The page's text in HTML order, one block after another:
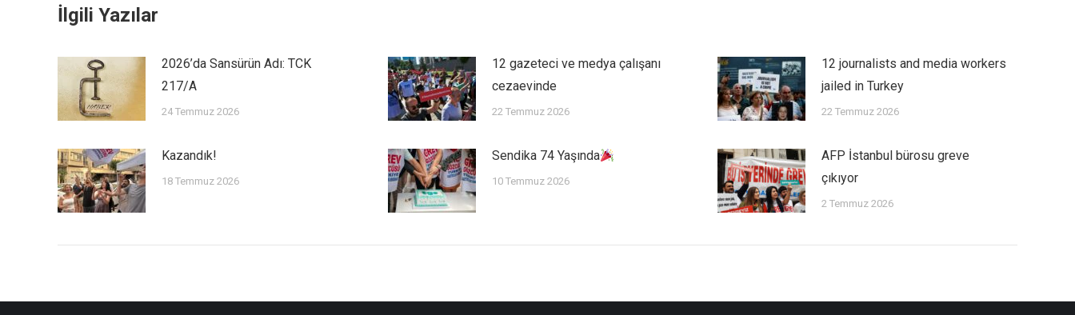
İlgili Yazılar
2026’da Sansürün Adı: TCK
217/A
24 Temmuz 2026
12 gazeteci ve medya çalışanı
cezaevinde
22 Temmuz 2026
12 journalists and media workers
jailed in Turkey
22 Temmuz 2026
Kazandık!
18 Temmuz 2026
Sendika 74 Yaşında
10 Temmuz 2026
AFP İstanbul bürosu greve
çıkıyor
2 Temmuz 2026